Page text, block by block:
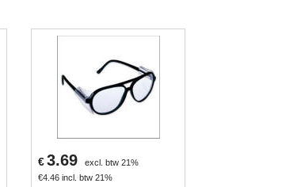
€3.69
excl. btw 21%
€4.46 incl. btw 21%